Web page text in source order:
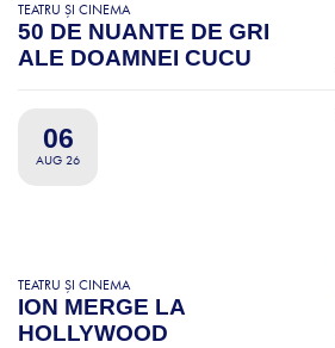
TEATRU ȘI CINEMA
50 DE NUANTE DE GRI
ALE DOAMNEI CUCU
06
AUG 26
TEATRU ȘI CINEMA
ION MERGE LA
HOLLYWOOD